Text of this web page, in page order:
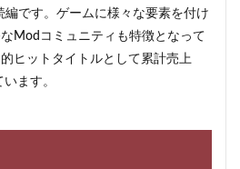
編です。ゲームに様々な要素を付け
Modコミュニティも特徴となって
ヒットタイトルとして累計売上
ます。